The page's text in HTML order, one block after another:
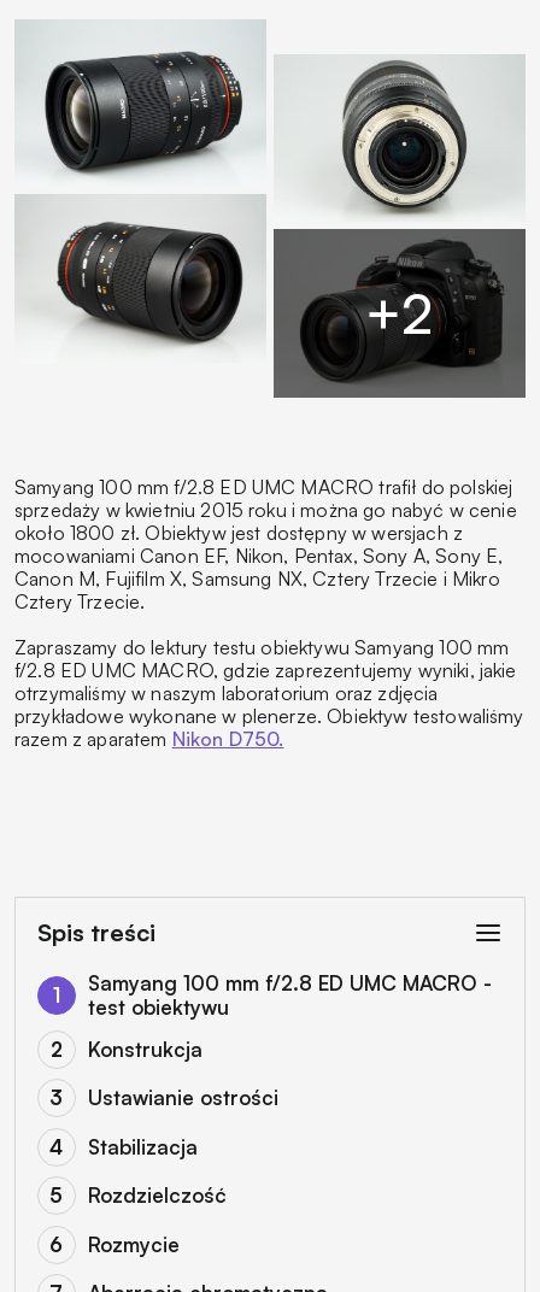
Samyang 100 mm f/2.8 ED UMC MACRO trafił do polskiej
sprzedaży w kwietniu 2015 roku i można go nabyć w cenie
około 1800 zł. Obiektyw jest dostępny w wersjach z
mocowaniami Canon EF, Nikon, Pentax, Sony A, Sony E,
Canon M, Fujifilm X, Samsung NX, Cztery Trzecie i Mikro
Cztery Trzecie.
Zapraszamy do lektury testu obiektywu Samyang 100 mm
f/2.8 ED UMC MACRO, gdzie zaprezentujemy wyniki, jakie
otrzymaliśmy w naszym laboratorium oraz zdjęcia
przykładowe wykonane w plenerze. Obiektyw testowaliśmy
razem z aparatem Nikon D750.
Spis treści
Samyang 100 mm f/2.8 ED UMC MACRO -
test obiektywu
Konstrukcja
Ustawianie ostrości
Stabilizacja
Rozdzielczość
Rozmycie